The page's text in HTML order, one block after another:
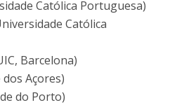
Católica Portuguesa)
Católica
Barcelona)
Açores)
do Porto)